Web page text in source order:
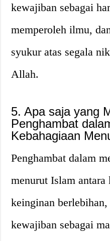
kewajiban sebagai
memperoleh ilmu,
syukur atas segala
Allah.
5. Apa saja yang
Penghambat
Kebahagiaan
Penghambat dalam
menurut Islam antara
keinginan
kewajiban sebagai